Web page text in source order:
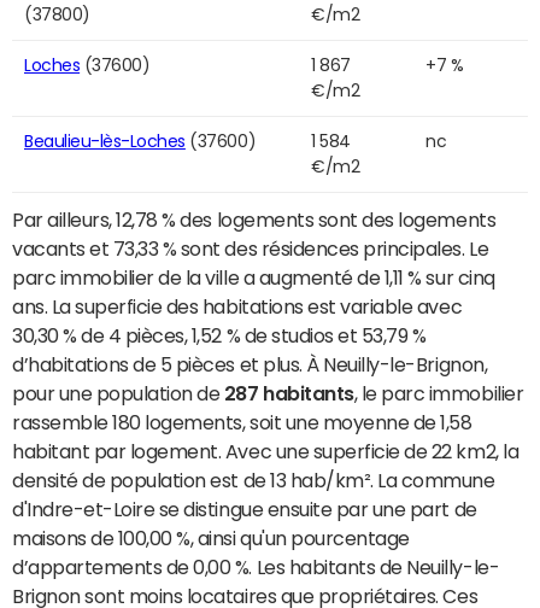
(37800)
€/m2
Loches (37600)
1 867
€/m2
+7 %
Beaulieu-lès-Loches (37600)
1 584
€/m2
nc
Par ailleurs, 12,78 % des logements sont des logements
vacants et 73,33 % sont des résidences principales. Le
parc immobilier de la ville a augmenté de 1,11 % sur cinq
ans. La superficie des habitations est variable avec
30,30 % de 4 pièces, 1,52 % de studios et 53,79 %
d’habitations de 5 pièces et plus. À Neuilly-le-Brignon,
pour une population de 287 habitants, le parc immobilier
rassemble 180 logements, soit une moyenne de 1,58
habitant par logement. Avec une superficie de 22 km2, la
densité de population est de 13 hab/km². La commune
d'Indre-et-Loire se distingue ensuite par une part de
maisons de 100,00 %, ainsi qu'un pourcentage
d’appartements de 0,00 %. Les habitants de Neuilly-le-
Brignon sont moins locataires que propriétaires. Ces